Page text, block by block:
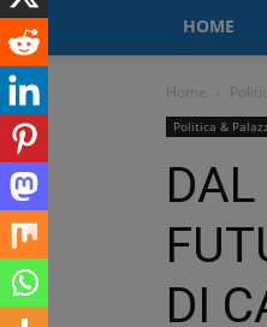
HOME
Home
Politica &
DI